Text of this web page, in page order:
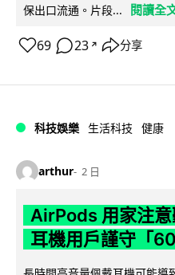
保出口流通。片段...
閱讀全
69 23 ↗ 分享
科技娛樂 生活科技 健康
arthur 2 日
AirPods 用家注
耳機用戶謹守「